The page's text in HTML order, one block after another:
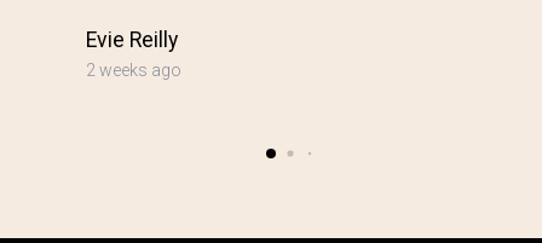
Evie Reilly
2 weeks ago